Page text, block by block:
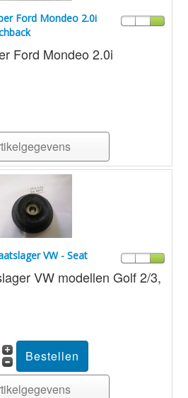
Ford Mondeo 2.0i
Ford Mondeo 2.0i
VW - Seat
VW modellen Golf 2/3,